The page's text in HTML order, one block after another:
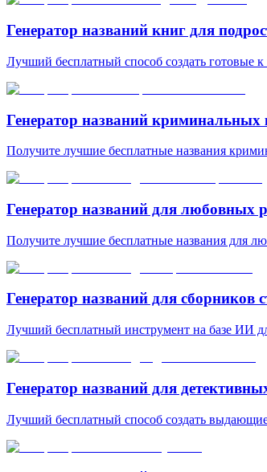
Генератор названий книг для
Лучший бесплатный способ создать готовые
Генератор названий криминальных
Получите лучшие бесплатные названия
Генератор названий для любовных
Получите лучшие бесплатные названия для
Генератор названий для сборников
Лучший бесплатный инструмент на базе ИИ
Генератор названий для
Лучший бесплатный способ создать